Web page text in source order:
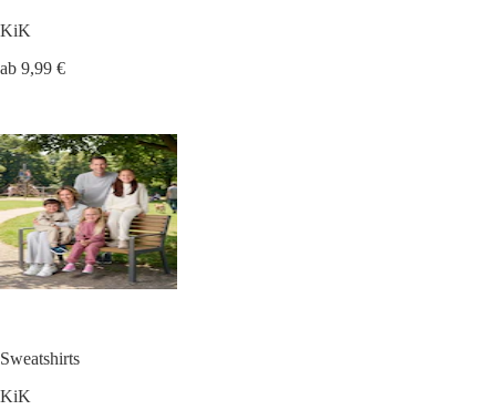
KiK
ab 9,99 €
Sweatshirts
KiK